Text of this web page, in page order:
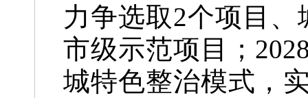
力争选取2个项目
市级示范项目；
城特色整治模式，